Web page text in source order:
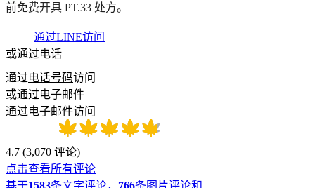
前免费开具 PT.33 处方。
通过LINE访问
或通过电话
通过电话号码访问
或通过电子邮件
通过电子邮件访问
4.7 (3,070 评论)
点击查看所有评论
基于1583条文字评论， 766条图片评论和